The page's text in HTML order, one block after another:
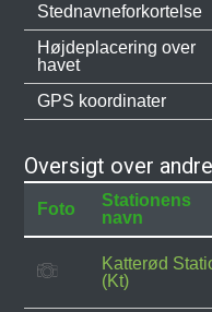
Stednavneforkortelse
Højdeplacering over
havet
GPS koordinater
Oversigt over
Foto
Stationens
navn
Katterød
(Kt)